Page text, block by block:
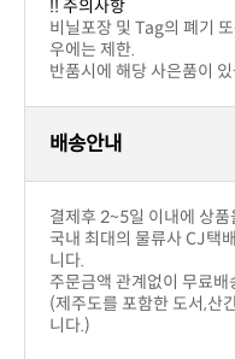
!! 주의사항
우에는 제한.
반품시에 해당 사은품이
배송안내
결제후 2~5일 이내에 상
니다.
주문금액 관계없이 무료배
니다.)